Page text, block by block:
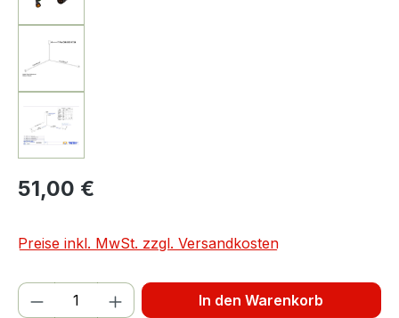
51,00 €
Preise inkl. MwSt. zzgl. Versandkosten
Produkt Anzahl: Gib den gewünschten
In den Warenkorb